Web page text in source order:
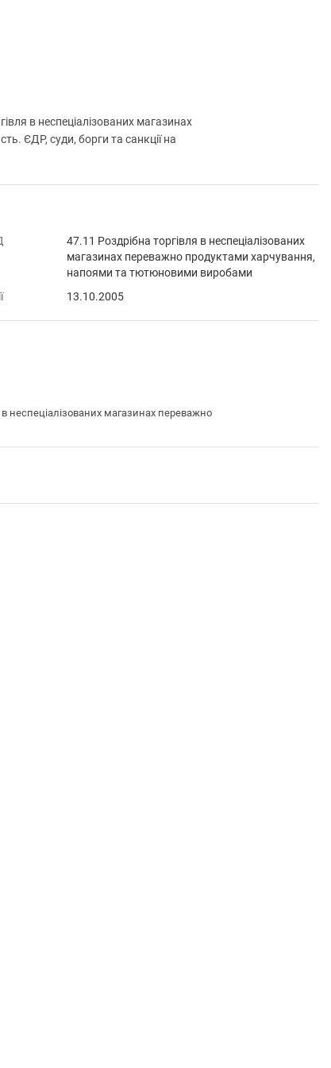
в неспеціалізованих магазинах
ЄДР, суди, борги та санкції на
47.11 Роздрібна торгівля в неспеціалізованих
магазинах переважно продуктами харчування,
напоями та тютюновими виробами
13.10.2005
неспеціалізованих магазинах переважно